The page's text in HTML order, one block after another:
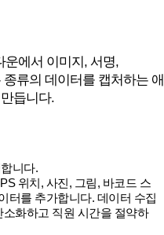
운에서 이미지, 서명,
류의 데이터를 캡처하는 애
듭니다.
니다.
위치, 사진, 그림, 바코드 스
터를 추가합니다. 데이터 수집
화하고 직원 시간을 절약하